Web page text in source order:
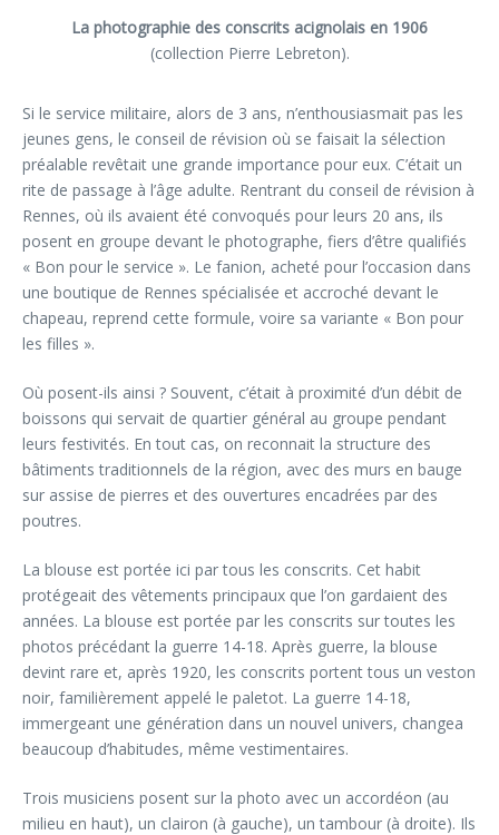
La photographie des conscrits acignolais en 1906
(collection Pierre Lebreton).
Si le service militaire, alors de 3 ans, n’enthousiasmait pas les
jeunes gens, le conseil de révision où se faisait la sélection
préalable revêtait une grande importance pour eux. C’était un
rite de passage à l’âge adulte. Rentrant du conseil de révision à
Rennes, où ils avaient été convoqués pour leurs 20 ans, ils
posent en groupe devant le photographe, fiers d’être qualifiés
« Bon pour le service ». Le fanion, acheté pour l’occasion dans
une boutique de Rennes spécialisée et accroché devant le
chapeau, reprend cette formule, voire sa variante « Bon pour
les filles ».
Où posent-ils ainsi ? Souvent, c’était à proximité d’un débit de
boissons qui servait de quartier général au groupe pendant
leurs festivités. En tout cas, on reconnait la structure des
bâtiments traditionnels de la région, avec des murs en bauge
sur assise de pierres et des ouvertures encadrées par des
poutres.
La blouse est portée ici par tous les conscrits. Cet habit
protégeait des vêtements principaux que l’on gardaient des
années. La blouse est portée par les conscrits sur toutes les
photos précédant la guerre 14-18. Après guerre, la blouse
devint rare et, après 1920, les conscrits portent tous un veston
noir, familièrement appelé le paletot. La guerre 14-18,
immergeant une génération dans un nouvel univers, changea
beaucoup d’habitudes, même vestimentaires.
Trois musiciens posent sur la photo avec un accordéon (au
milieu en haut), un clairon (à gauche), un tambour (à droite). Ils